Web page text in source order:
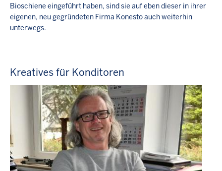
Bioschiene eingeführt haben, sind sie auf eben dieser in ihrer
eigenen, neu gegründeten Firma Konesto auch weiterhin
unterwegs.
Kreatives für Konditoren